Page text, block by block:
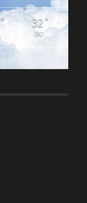
° 32 °
DO